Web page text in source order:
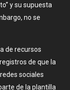
y su supuesta
no se
de recursos
de que la
sociales
de la plantilla